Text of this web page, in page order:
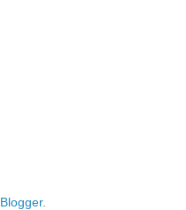
Blogger.